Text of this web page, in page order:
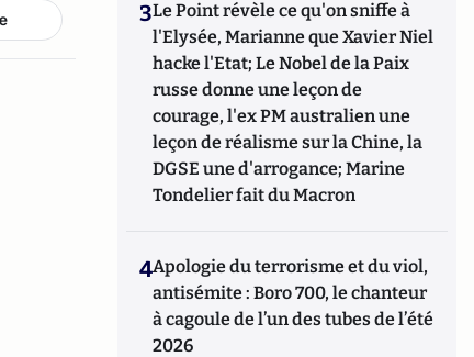
3Le Point révèle ce qu'on sniffe à
l'Elysée, Marianne que Xavier Niel
hacke l'Etat; Le Nobel de la Paix
russe donne une leçon de
courage, l'ex PM australien une
leçon de réalisme sur la Chine, la
DGSE une d'arrogance; Marine
Tondelier fait du Macron
4Apologie du terrorisme et du viol,
antisémite : Boro 700, le chanteur
à cagoule de l’un des tubes de l’été
2026